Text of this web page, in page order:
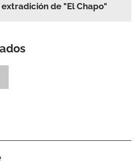
de "El Chapo"